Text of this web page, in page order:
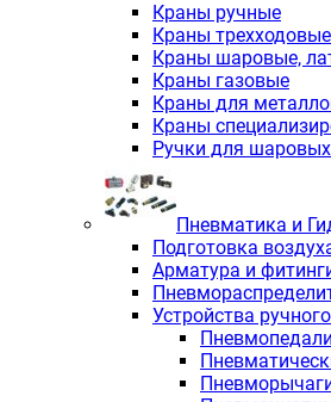
Краны ручные
Краны
Краны шаровые,
Краны газовые
Краны для
Краны
Ручки для
Пневматика и
Подготовка
Арматура и
Устройства
Пневмопедали